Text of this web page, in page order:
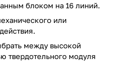
блоком на 16 линий.
или
между высокой
твердотельного модуля